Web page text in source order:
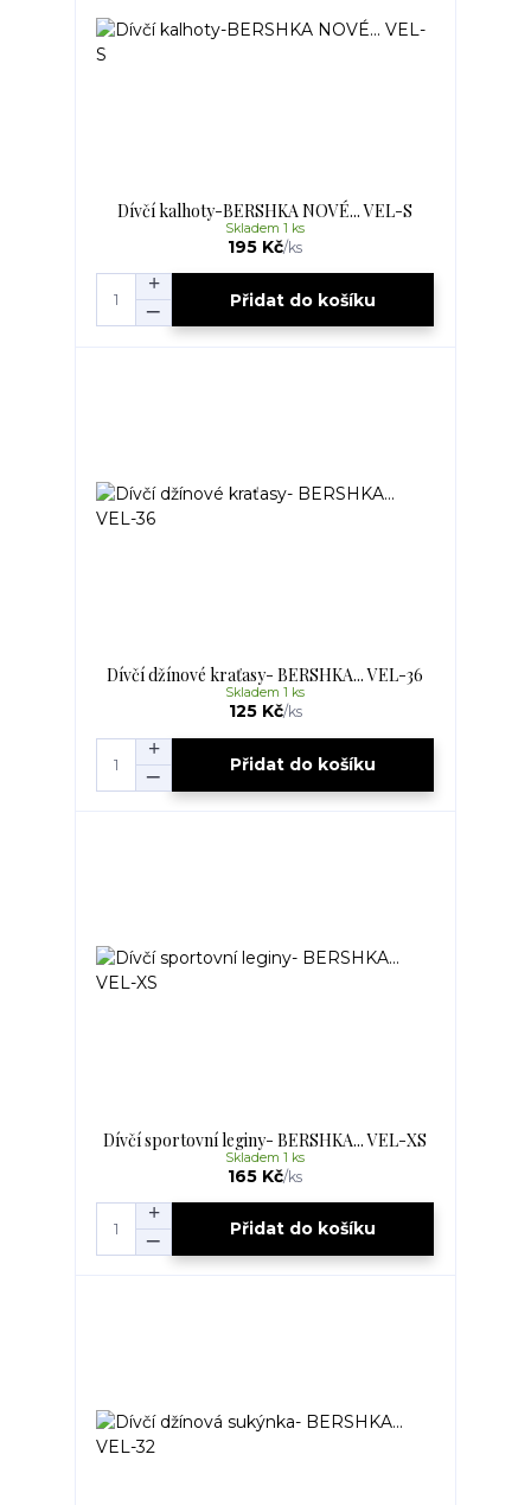
Dívčí kalhoty-BERSHKA NOVÉ... VEL-S
195 Kč/ks
Skladem 1 ks
Přidat do košíku
Dívčí džínové kraťasy- BERSHKA... VEL-36
125 Kč/ks
Skladem 1 ks
Přidat do košíku
Dívčí sportovní leginy- BERSHKA... VEL-XS
165 Kč/ks
Skladem 1 ks
Přidat do košíku